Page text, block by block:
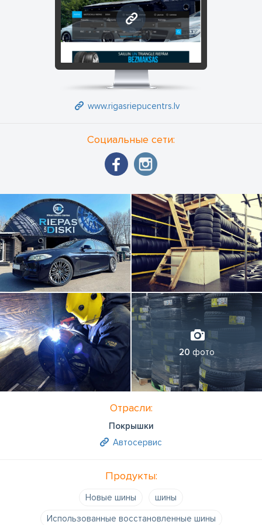
шины. На месте выполняем программирование и калибровку
TPMS (система контроля давления в шинах). Также
предлагаем ремонт железных и литых дисков (прокатка,
пескоструйная обработка, покраска дисков). В летний сезон
выполняем заправку и диагностику автомобильных
кондиционеров.
www.rigasriepucentrs.lv
www.rigasriepucentrs.lv
Социальные сети:
20 фото
Отрасли:
Покрышки
Автосервис
Продукты:
Новые шины
шины
Использованные восстановленные шины